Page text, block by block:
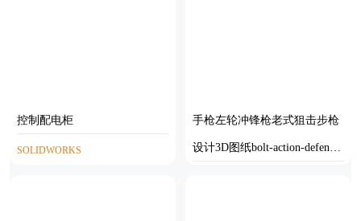
控制配电柜
SOLIDWORKS
手枪左轮冲锋枪老式狙击步枪
设计3D图纸bolt-action-defense-